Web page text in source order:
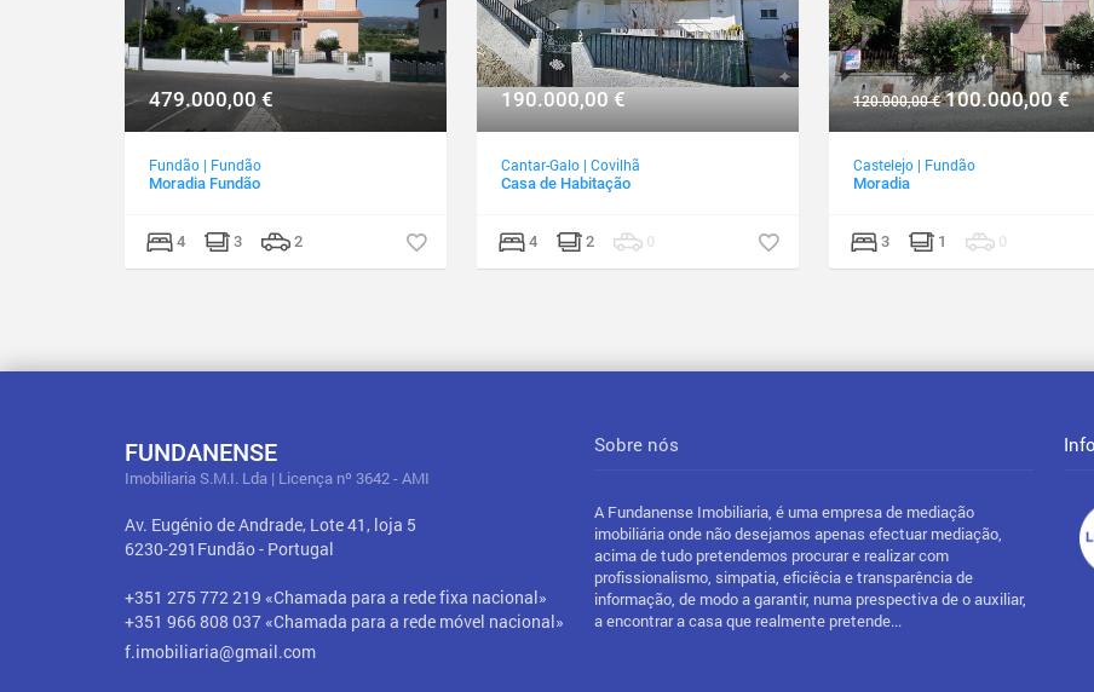
479.000,00€
Fundão| Fundão
Moradia Fundão
4 3 2
190.000,00 €
Cantar-Galo| Covilhã
Casa de Habitação
4 2 0
120.000,00€ 100.000,00€
Castelejo | Fundão
Moradia
3 1 0
FUNDANENSE
Imobiliaria S.M.I. Lda | Licença nº 3642 - AMI
Av. Eugénio de Andrade, Lote 41, loja 5
6230-291 Fundão- Portugal
+351 275 772 219 «Chamada para a rede fixa nacional»
+351 966 808 037 «Chamada para a rede móvel nacional»
f.imobiliaria@gmail.com
Sobre nós
A Fundanense Imobiliaria, é uma empresa de mediação
imobiliária onde não desejamos apenas efectuar mediação,
acima de tudo pretendemos procurar e realizar com
profissionalismo, simpatia, eficiêcia e transparência de
informação, de modo a garantir, numa prespectiva de o auxiliar,
a encontrar a casa que realmente pretende...